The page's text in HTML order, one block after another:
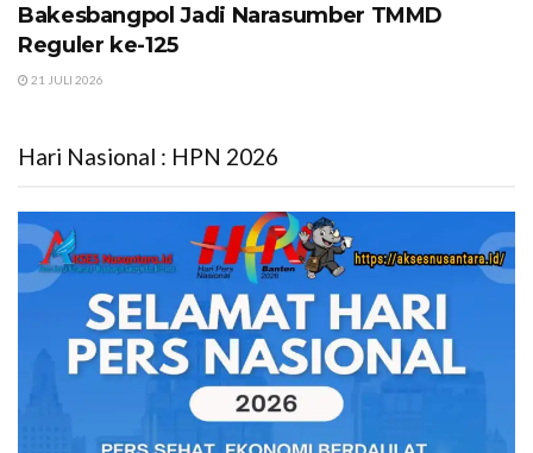
Bakesbangpol Jadi Narasumber TMMD
Reguler ke-125
21 JULI 2026
Hari Nasional : HPN 2026